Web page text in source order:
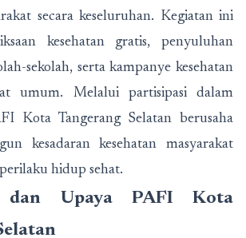
secara keseluruhan. Kegiatan ini
kesehatan gratis, penyuluhan
sekolah, serta kampanye kesehatan
umum. Melalui partisipasi dalam
Kota Tangerang Selatan berusaha
kesadaran kesehatan masyarakat
hidup sehat.
dan Upaya PAFI Kota